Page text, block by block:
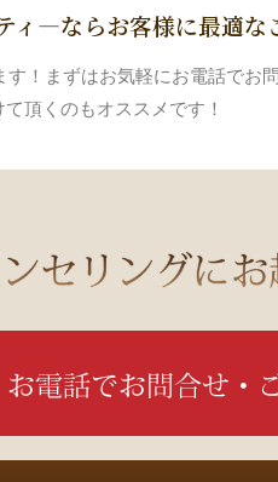
ィ―ならお客様に最適な
！まずはお気軽にお電話でお
頂くのもオススメです！